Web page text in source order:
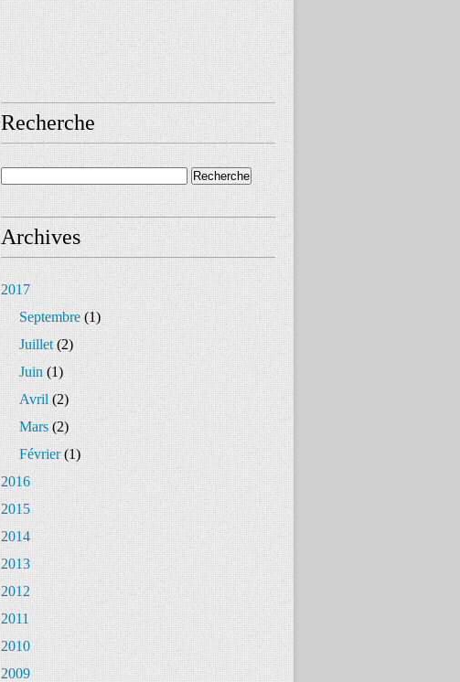
Recherche
Archives
2017
Septembre(1)
Juillet(2)
Juin(1)
Avril(2)
Mars(2)
Février(1)
2016
2015
2014
2013
2012
2011
2010
2009